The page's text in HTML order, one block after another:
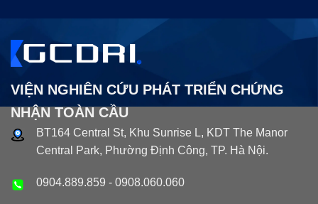
VIỆN NGHIÊN CỨU PHÁT TRIỂN CHỨNG
NHẬN TOÀN CẦU
BT164 Central St, Khu Sunrise L, KDT The Manor
Central Park, Phường Định Công, TP. Hà Nội.
0904.889.859 - 0908.060.060